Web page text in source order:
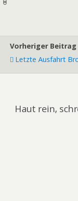
Vorheriger Beitrag
Letzte Ausfahrt
Haut rein,